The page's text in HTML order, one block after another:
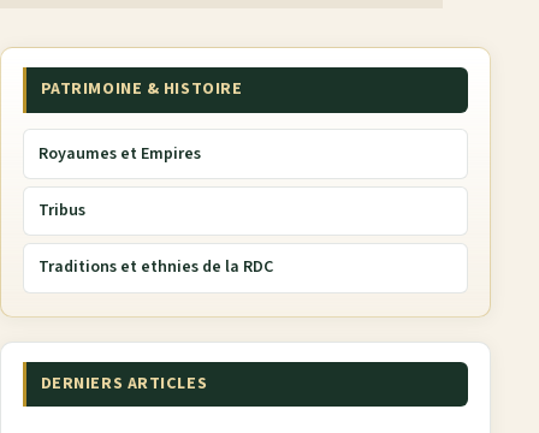
PATRIMOINE & HISTOIRE
Royaumes et Empires
Tribus
Traditions et ethnies de la RDC
DERNIERS ARTICLES